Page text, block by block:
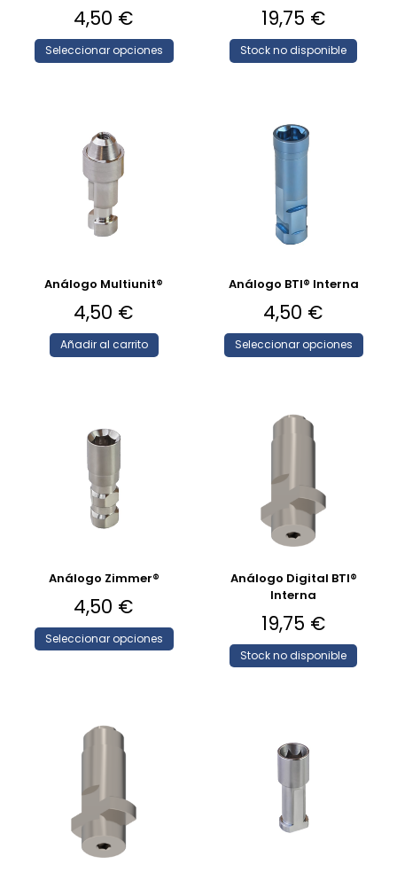
4,50 €
Seleccionar opciones
19,75 €
Stock no disponible
Análogo Multiunit®
4,50 €
Añadir al carrito
Análogo BTI® Interna
4,50 €
Seleccionar opciones
Análogo Zimmer®
4,50 €
Seleccionar opciones
Análogo Digital BTI®
Interna
19,75 €
Stock no disponible